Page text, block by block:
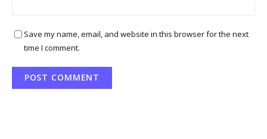
Save my name, email, and website in this browser for the next
time I comment.